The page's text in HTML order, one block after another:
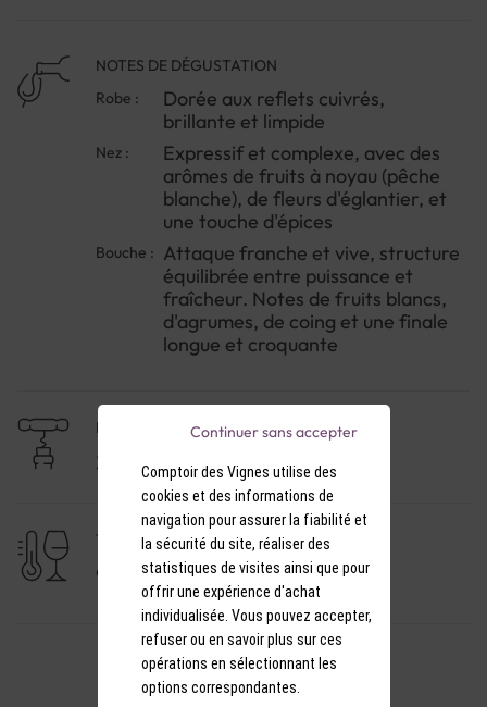
fruit d'un savoir-faire familial transmis depuis 1808,
alliant tradition et innovation. Avec sa structure
généreuse et sa fraîcheur délicate, ce champagne
séduit par sa complexité aromatique et sa vivacité
en bouche. C'est un vin qui exprime à merveille la
personnalité unique des champagnes Drappier,
offrant une expérience gustative mémorable à
chaque dégustation.
NOTES DE DÉGUSTATION
Robe :
Dorée aux reflets cuivrés,
brillante et limpide
Nez :
Expressif et complexe, avec des
arômes de fruits à noyau (pêche
blanche), de fleurs d'églantier, et
une touche d'épices
Bouche : Attaque franche et vive, structure
équilibrée entre puissance et
fraîcheur. Notes de fruits blancs,
d'agrumes, de coing et une finale
longue et croquante
NIVEAU DE GARDE
3 à 5 ans
TEMPÉRATURE DE SERVICE
9-10°C
Comptoir des Vignes utilise des
cookies et des informations de
navigation pour assurer la fiabilité et
la sécurité du site, réaliser des
statistiques de visites ainsi que pour
offrir une expérience d'achat
individualisée. Vous pouvez accepter,
refuser ou en savoir plus sur ces
opérations en sélectionnant les
options correspondantes.
Continuer sans accepter